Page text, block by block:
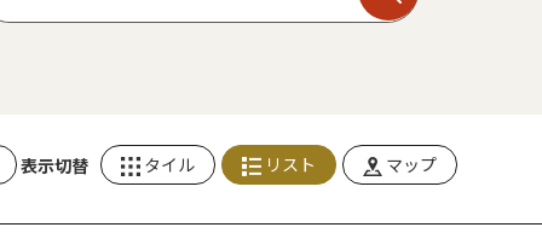
表示切替 タイル リスト マップ